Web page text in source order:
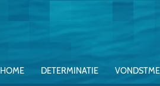
HOME DETERMINATIE